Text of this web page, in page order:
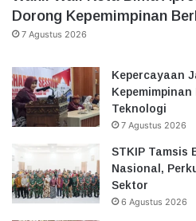
Dorong Kepemimpinan
7 Agustus 2026
Kepercayaan
Teknologi
7 Agustus 2026
STKIP Tamsis
Nasional,
Sektor
6 Agustus 2026